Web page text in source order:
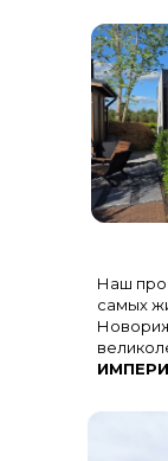
Наш
самых
черного
стиля